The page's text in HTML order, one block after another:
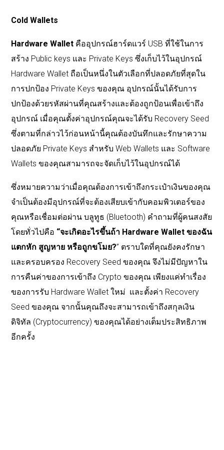
Cold Wallets
Hardware Wallet คืออุปกรณ์ฮาร์ดแวร์ USB ที่ใช้ในการ
สร้าง Public keys และ Private Keys ซึ่งเก็บไว้ในอุปกรณ์
Hardware Wallet ถือเป็นหนึ่งในตัวเลือกที่ปลอดภัยที่สุดใน
การปกป้อง Private Keys ของคุณ อุปกรณ์นั้นได้รับการ
ปกป้องด้วยรหัสผ่านที่คุณสร้างและต้องถูกป้อนเพื่อเข้าถึง
อุปกรณ์ เมื่อคุณตั้งค่าอุปกรณ์คุณจะได้รับ Recovery Seed
ซึ่งตามที่กล่าวไว้ก่อนหน้านี้คุณต้องบันทึกและรักษาความ
ปลอดภัย Private Keys สำหรับ Web Wallets และ Software
Wallets ของคุณสามารถจะจัดเก็บไว้ในอุปกรณ์ได้
ซึ่งหมายความว่าเมื่อคุณต้องการเข้าถึงกระเป๋าเงินของคุณ
จำเป็นต้องมีอุปกรณ์ที่จะต้องเสียบเข้ากับคอมพิวเตอร์ของ
คุณหรือเชื่อมต่อผ่าน บลูทูธ (Bluetooth) คำถามที่ผู้คนสงสัย
โดยทั่วไปคือ “จะเกิดอะไรขึ้นถ้า Hardware Wallet ของฉัน
แตกหัก สูญหาย หรือถูกขโมย?” ตราบใดที่คุณยังคงรักษา
และครอบครอง Recovery Seed ของคุณ จึงไม่มีปัญหาใน
การคืนค่าของการเข้าถึง Crypto ของคุณ เพียงแค่ทำเรื่อง
ของการรับ Hardware Wallet ใหม่ และตั้งค่า Recovery
Seed ของคุณ จากนั้นคุณถึงจะสามารถเข้าถึงสกุลเงิน
ดิจิทัล (Cryptocurrency) ของคุณได้อย่างเต็มประสิทธิภาพ
อีกครั้ง